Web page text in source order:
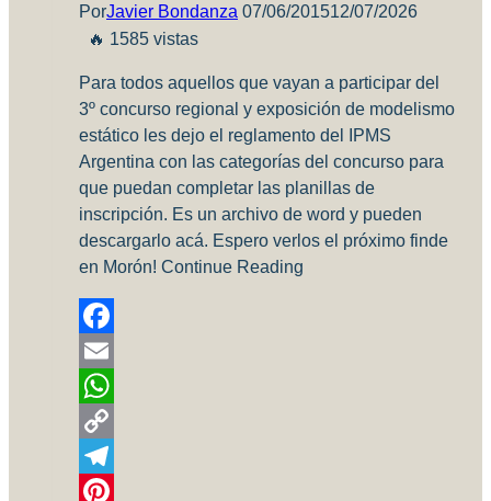
PorJavier Bondanza 07/06/201512/07/2026
🔥 1585 vistas
Para todos aquellos que vayan a participar del
3º concurso regional y exposición de modelismo
estático les dejo el reglamento del IPMS
Argentina con las categorías del concurso para
que puedan completar las planillas de
inscripción. Es un archivo de word y pueden
descargarlo acá. Espero verlos el próximo finde
en Morón! Continue Reading
Facebook
Email
WhatsApp
Copy
Link
Telegram